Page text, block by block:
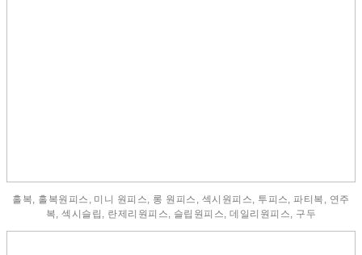
홀복, 홀복원피스, 미니 원피스, 롱 원피스, 섹시원피스, 투피스, 파티복, 연주
복, 섹시슬립, 란제리원피스, 슬립원피스, 데일리원피스, 구두